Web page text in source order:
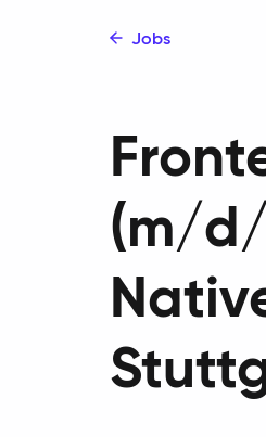
Jobs
(m/d/